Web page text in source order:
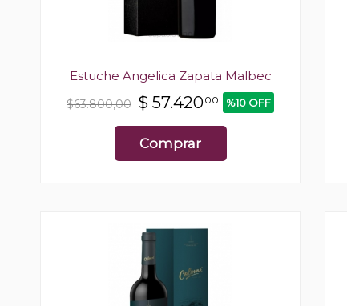
Estuche Angelica Zapata Malbec
$63.800,00 $ 57.42000 %10 OFF
Comprar